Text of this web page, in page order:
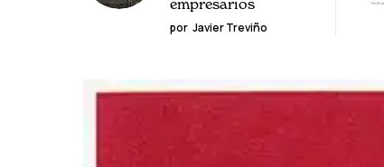
empresarios
por Javier Treviño